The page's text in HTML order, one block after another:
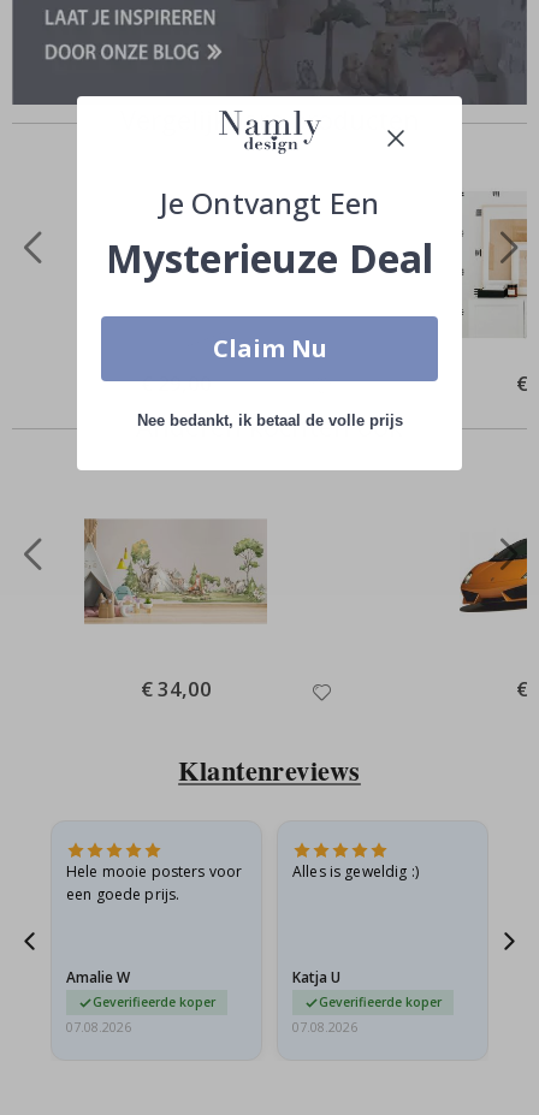
Vergelijkbare producten
Special
€ 29,00 €
Anderen kochten ook
Special
Price
€ 34,00 €
Klantenreviews
Hele mooie posters voor
een goede prijs.
Amalie W
Geverifieerde koper
07.08.2026
Alles is geweldig :)
Katja U
Geverifieerde koper
07.08.2026
Je Ontvangt Een
Mysterieuze Deal
Claim Nu
Nee bedankt, ik betaal de volle prijs